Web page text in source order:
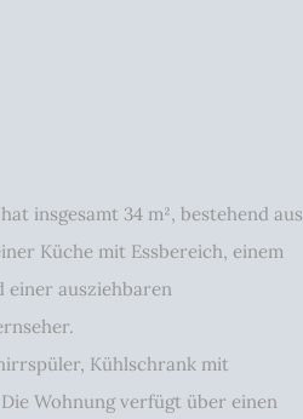
insgesamt 34 m², bestehend aus
Küche mit Essbereich, einem
ausziehbaren
Kühlschrank mit
Wohnung verfügt über einen